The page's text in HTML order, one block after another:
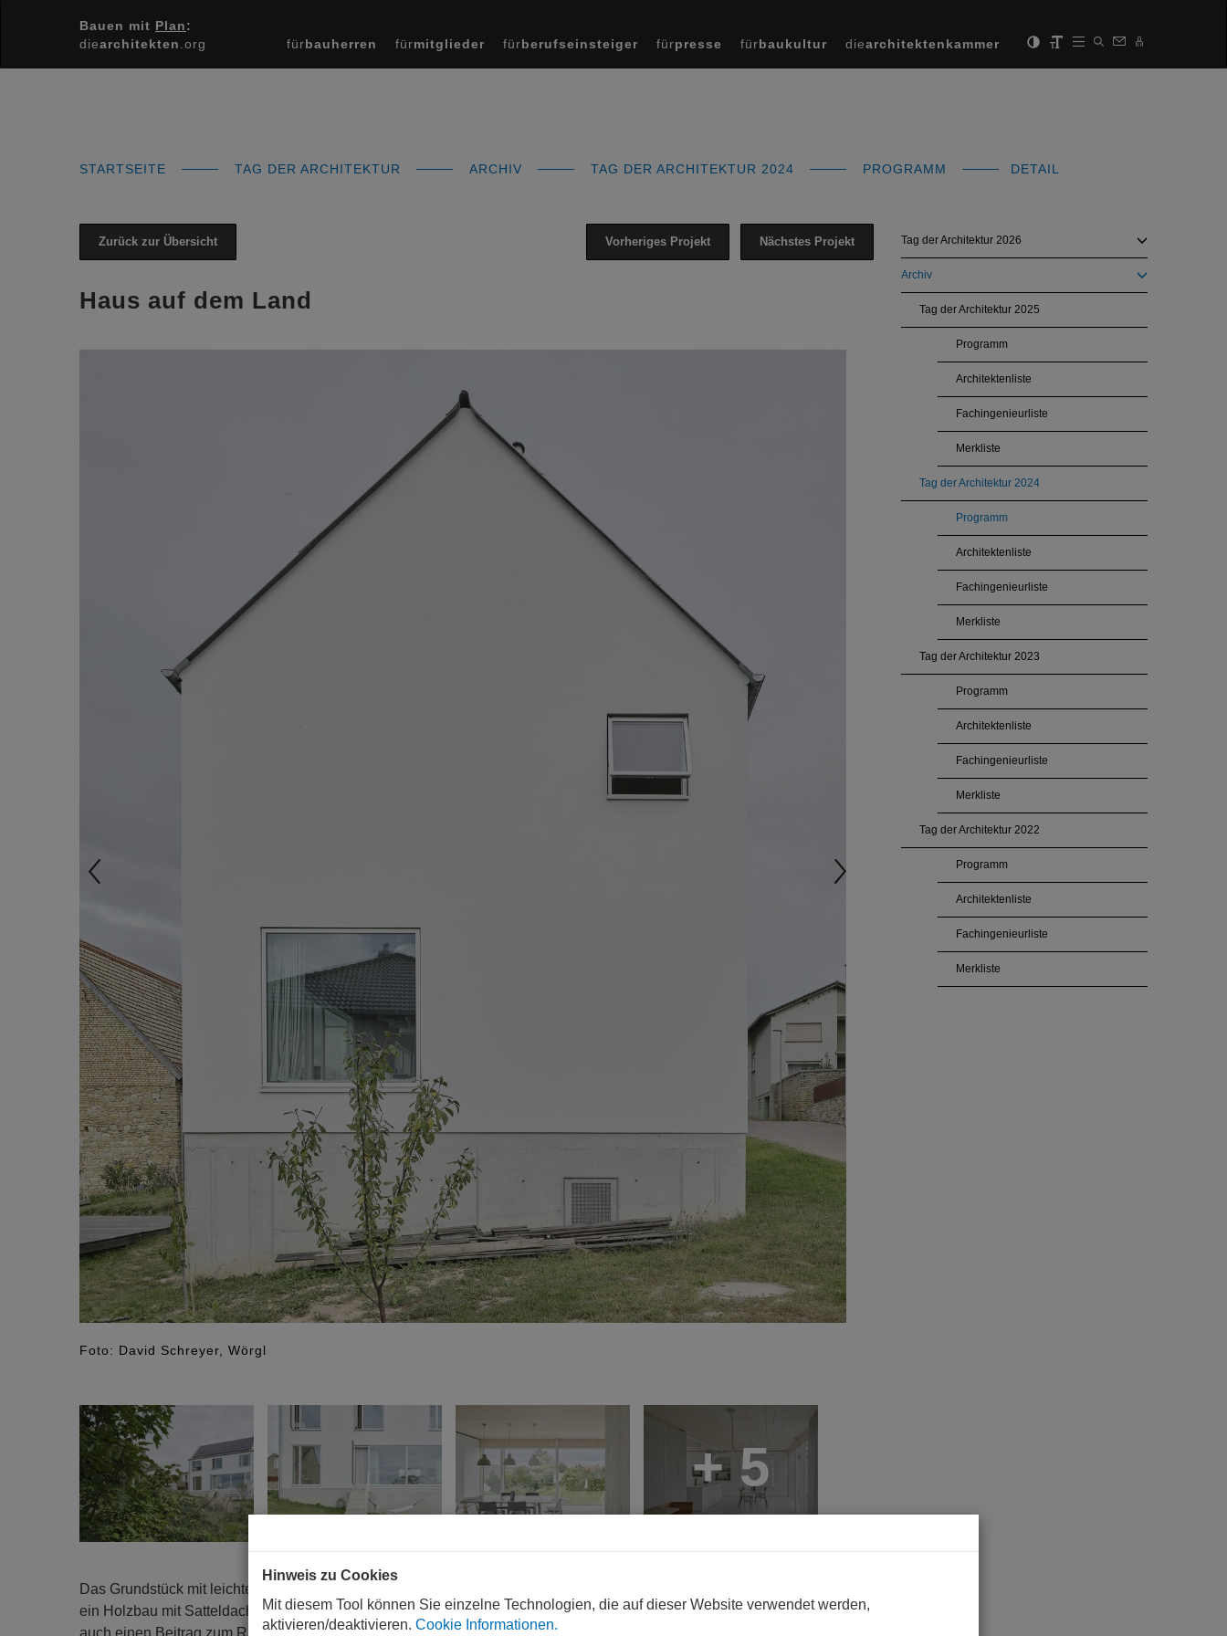
Bauen mit Plan:
diearchitekten .org fürbauherren fürmitglieder fürberufseinsteiger fürpresse fürbaukultur diearchitektenkammer
STARTSEITE TAG DER ARCHITEKTUR ARCHIV TAG DER ARCHITEKTUR 2024 PROGRAMM DETAIL
Zurück zur Übersicht Nächstes Projekt
Vorheriges Projekt
Haus auf dem Land
Foto: David Schreyer, Wörgl
+ 5
Das Grundstück mit leichter Hanglage, liegt am Rande einer dörflichen Struktur. Auf einem massivem Betonkeller wurde
ein Holzbau mit Satteldach aus Brettsperrholz errichtet. Neben der hervorragenden Energiebilanz leistet das Brettsperrholz
auch einen Beitrag zum Raumklima, weshalb alle Wände, Decken und das Dach im Innern nicht verkleidet wurden und
Tag der Architektur 2026
Archiv
Tag der Architektur 2025
Programm
Architektenliste
Fachingenieurliste
Merkliste
Tag der Architektur 2024
Programm
Architektenliste
Fachingenieurliste
Merkliste
Tag der Architektur 2023
Programm
Architektenliste
Fachingenieurliste
Merkliste
Tag der Architektur 2022
Programm
Architektenliste
Fachingenieurliste
Merkliste
Hinweis zu Cookies
Mit diesem Tool können Sie einzelne Technologien, die auf dieser Website verwendet werden,
aktivieren/deaktivieren. Cookie Informationen.